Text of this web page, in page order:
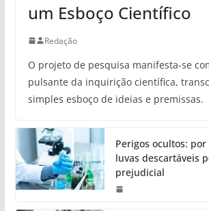
um Esboço Científico
Redação
O projeto de pesquisa manifesta-se
pulsante da inquirição científica,
simples esboço de ideias e premissas.
Perigos ocultos:
luvas descartáveis
prejudicial